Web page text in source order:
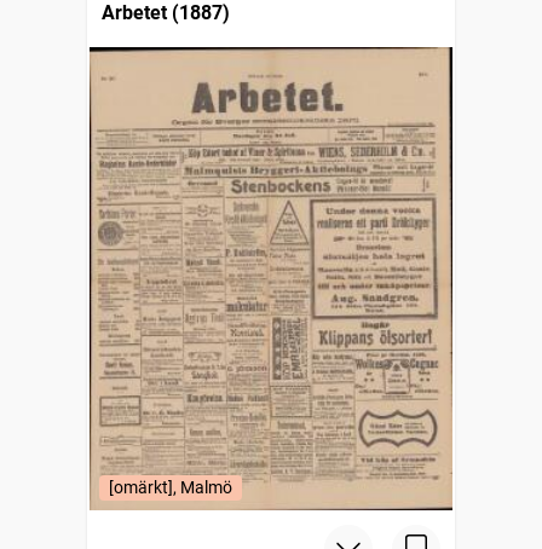
Arbetet (1887)
[omärkt], Malmö